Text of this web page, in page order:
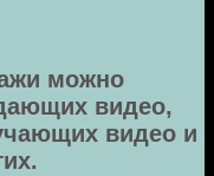
можно
видео,
видео и